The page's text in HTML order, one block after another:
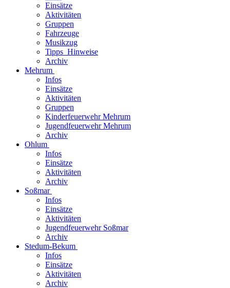
Einsätze
Aktivitäten
Gruppen
Fahrzeuge
Musikzug
Tipps_Hinweise
Archiv
Mehrum
Infos
Einsätze
Aktivitäten
Gruppen
Kinderfeuerwehr Mehrum
Jugendfeuerwehr Mehrum
Archiv
Ohlum
Infos
Einsätze
Aktivitäten
Archiv
Soßmar
Infos
Einsätze
Aktivitäten
Jugendfeuerwehr Soßmar
Archiv
Stedum-Bekum
Infos
Einsätze
Aktivitäten
Archiv